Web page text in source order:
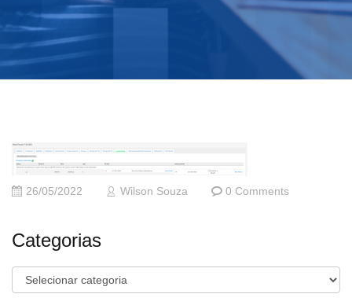
26/05/2022 Wilson Souza 0 Comments
Categorias
Categorias